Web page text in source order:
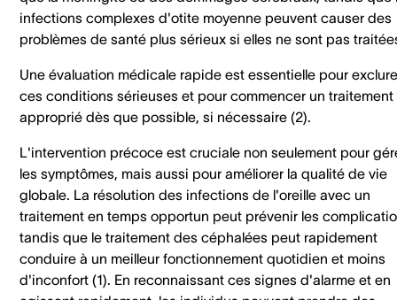
infections complexes d'otite moyenne peuvent causer des
problèmes de santé plus sérieux si elles ne sont pas
Une évaluation médicale rapide est essentielle pour exclure
ces conditions sérieuses et pour commencer un traitement
approprié dès que possible, si nécessaire (2).
L'intervention précoce est cruciale non seulement pour
les symptômes, mais aussi pour améliorer la qualité de vie
globale. La résolution des infections de l'oreille avec un
traitement en temps opportun peut prévenir les
tandis que le traitement des céphalées peut rapidement
conduire à un meilleur fonctionnement quotidien et moins
d'inconfort (1). En reconnaissant ces signes d'alarme et en